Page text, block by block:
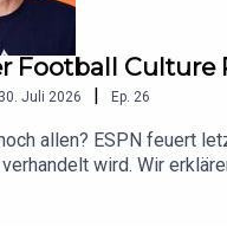
Football
Juli 2026 | Ep. 26
allen? ESPN feuert
wird. Wir
Anteil an ESPN zu tun
ist eine Produktion